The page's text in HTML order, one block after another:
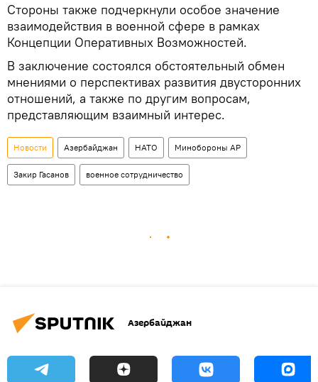
Стороны также подчеркнули особое значение
взаимодействия в военной сфере в рамках
Концепции Оперативных Возможностей.
В заключение состоялся обстоятельный обмен
мнениями о перспективах развития двусторонних
отношений, а также по другим вопросам,
представляющим взаимный интерес.
Новости Азербайджан НАТО Минобороны АР
Закир Гасанов военное сотрудничество
Азербайджан